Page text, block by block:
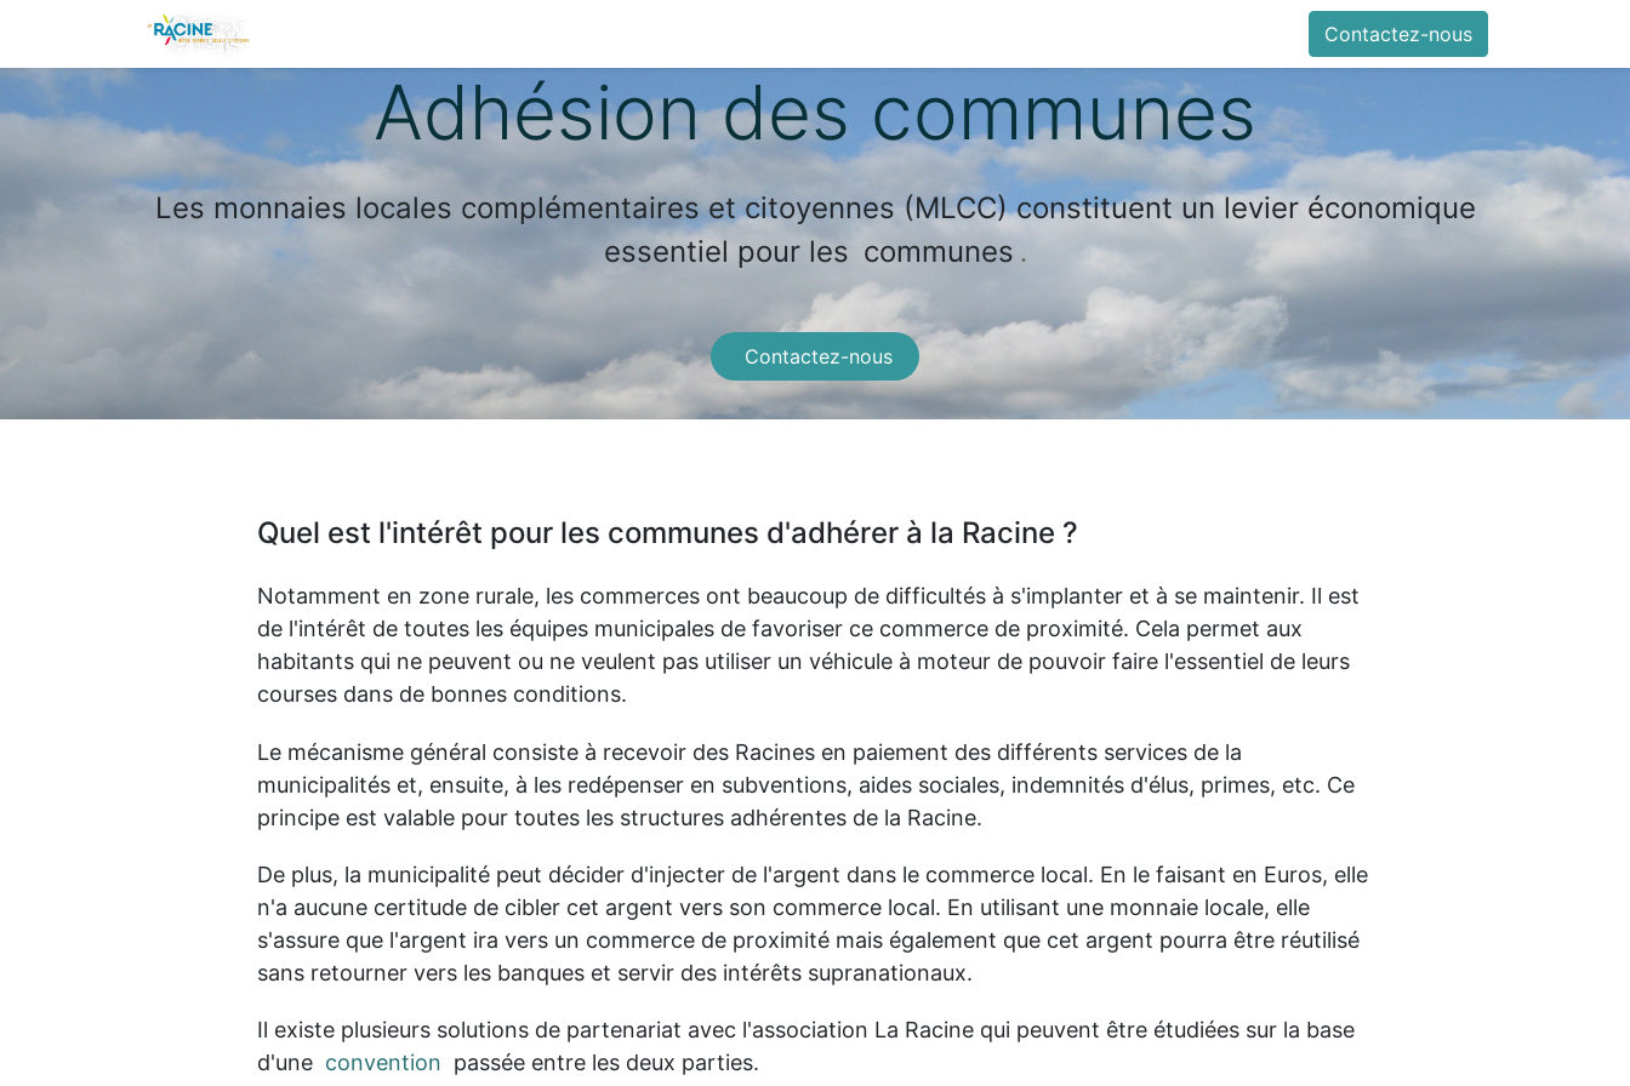
MLCC au service des collectivités
Contactez-nous
Adhésion des communes
Les monnaies locales complémentaires et citoyennes (MLCC) constituent un levier économique
essentiel pour les communes .
Contactez-nous
Quel est l'intérêt pour les communes d'adhérer à la Racine ?
Notamment en zone rurale, les commerces ont beaucoup de difficultés à s'implanter et à se maintenir. Il est
de l'intérêt de toutes les équipes municipales de favoriser ce commerce de proximité. Cela permet aux
habitants qui ne peuvent ou ne veulent pas utiliser un véhicule à moteur de pouvoir faire l'essentiel de leurs
courses dans de bonnes conditions.
Le mécanisme général consiste à recevoir des Racines en paiement des différents services de la
municipalités et, ensuite, à les redépenser en subventions, aides sociales, indemnités d'élus, primes, etc. Ce
principe est valable pour toutes les structures adhérentes de la Racine.
De plus, la municipalité peut décider d'injecter de l'argent dans le commerce local. En le faisant en Euros, elle
n'a aucune certitude de cibler cet argent vers son commerce local. En utilisant une monnaie locale, elle
s'assure que l'argent ira vers un commerce de proximité mais également que cet argent pourra être réutilisé
sans retourner vers les banques et servir des intérêts supranationaux.
Il existe plusieurs solutions de partenariat avec l'association La Racine qui peuvent être étudiées sur la base
d'une convention passée entre les deux parties.